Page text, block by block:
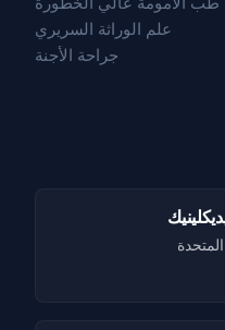
علم الوراثة السريري
جراحة الأجنة